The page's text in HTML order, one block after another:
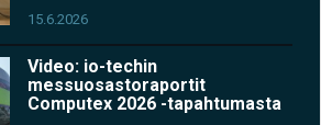
15.6.2026
Video: io-techin
messuosastoraportit
Computex 2026 -tapahtumasta